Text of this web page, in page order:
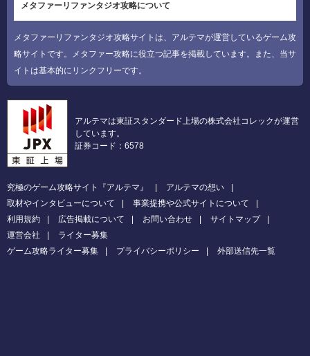
メタファーリファンタジオ攻略について
メタファーリファンタジオ攻略サイトは、アルテマが運営しているゲーム攻
略サイトです。メタファー攻略に役立つ記事を掲載しています。また、当サ
イトは基本的にリンクフリーです。
アルテマは東証スタンダード上場の株式会社コレックが運営
しています。
証券コード：6578
究極のゲーム攻略サイト『アルテマ』
アルテマの想い
取材やインタビューについて
事業提携や公式サイトについて
利用規約
広告掲載について お問い合わせ
サイトマップ
運営会社
ライター募集
ゲーム攻略ライター募集
プライバシーポリシー 外部送信先一覧